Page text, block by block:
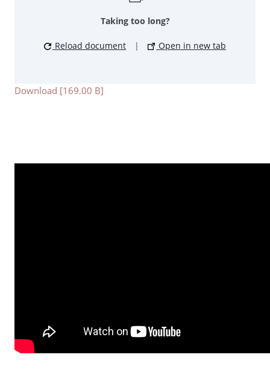
Taking too long?
Reload document | Open in new tab
Download [169.00 B]